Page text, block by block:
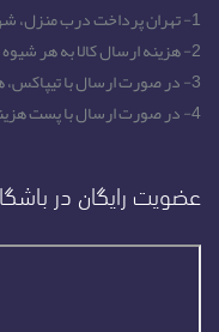
1- تهران پرداخت درب منزل، شهرستان تسویه قبل از ارسال
2- هزینه ارسال کالا به هر شیوه به عهده مشتری می باشد
3- در صورت ارسال با تیپاکس، هزینه حمل پس کرایه می شود
4- در صورت ارسال با پست هزینه حمل قبلا دریافت می گردد
عضویت رایگان در